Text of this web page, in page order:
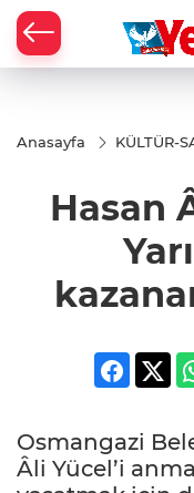
Anasayfa KÜLTÜR-
Hasan
Osmangazi
Âli Yücel’i